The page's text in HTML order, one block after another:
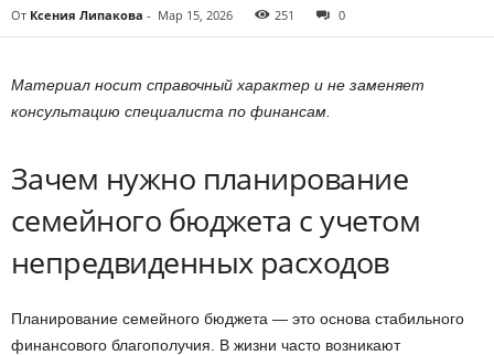
От Ксения Липакова - Мар 15, 2026 251 0
Материал носит справочный характер и не заменяет
консультацию специалиста по финансам.
Зачем нужно планирование
семейного бюджета с учетом
непредвиденных расходов
Планирование семейного бюджета — это основа стабильного
финансового благополучия. В жизни часто возникают